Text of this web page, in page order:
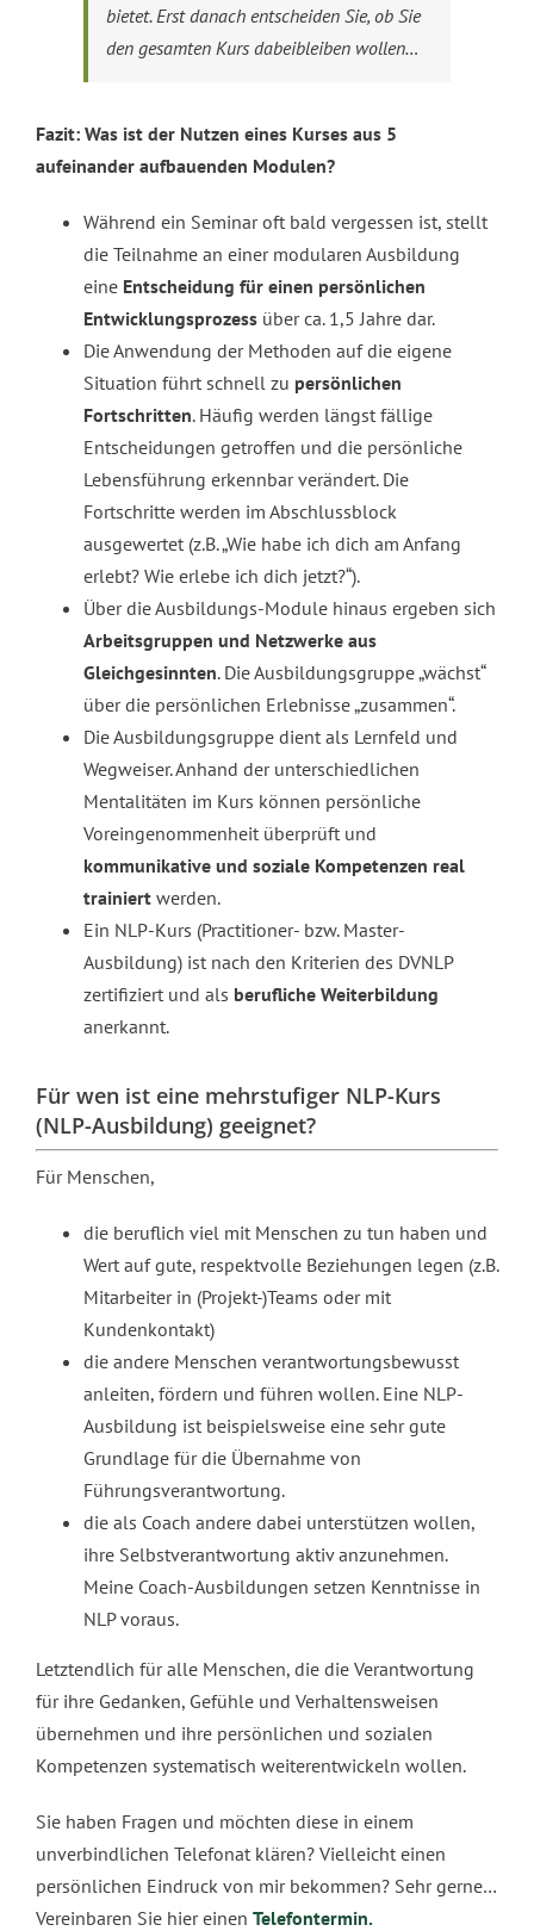
bietet. Erst danach entscheiden Sie, ob Sie
den gesamten Kurs dabeibleiben wollen…
Fazit: Was ist der Nutzen eines Kurses aus 5
aufeinander aufbauenden Modulen?
Während ein Seminar oft bald vergessen ist, stellt
die Teilnahme an einer modularen Ausbildung
eine Entscheidung für einen persönlichen
Entwicklungsprozess über ca. 1,5 Jahre dar.
Die Anwendung der Methoden auf die eigene
Situation führt schnell zu persönlichen
Fortschritten. Häufig werden längst fällige
Entscheidungen getroffen und die persönliche
Lebensführung erkennbar verändert. Die
Fortschritte werden im Abschlussblock
ausgewertet (z.B. „Wie habe ich dich am Anfang
erlebt? Wie erlebe ich dich jetzt?“).
Über die Ausbildungs-Module hinaus ergeben sich
Arbeitsgruppen und Netzwerke aus
Gleichgesinnten. Die Ausbildungsgruppe „wächst“
über die persönlichen Erlebnisse „zusammen“.
Die Ausbildungsgruppe dient als Lernfeld und
Wegweiser. Anhand der unterschiedlichen
Mentalitäten im Kurs können persönliche
Voreingenommenheit überprüft und
kommunikative und soziale Kompetenzen real
trainiert werden.
Ein NLP-Kurs (Practitioner- bzw. Master-
Ausbildung) ist nach den Kriterien des DVNLP
zertifiziert und als berufliche Weiterbildung
anerkannt.
Für wen ist eine mehrstufiger NLP-Kurs
(NLP-Ausbildung) geeignet?
Für Menschen,
die beruflich viel mit Menschen zu tun haben und
Wert auf gute, respektvolle Beziehungen legen (z.B.
Mitarbeiter in (Projekt-)Teams oder mit
Kundenkontakt)
die andere Menschen verantwortungsbewusst
anleiten, fördern und führen wollen. Eine NLP-
Ausbildung ist beispielsweise eine sehr gute
Grundlage für die Übernahme von
Führungsverantwortung.
die als Coach andere dabei unterstützen wollen,
ihre Selbstverantwortung aktiv anzunehmen.
Meine Coach-Ausbildungen setzen Kenntnisse in
NLP voraus.
Letztendlich für alle Menschen, die die Verantwortung
für ihre Gedanken, Gefühle und Verhaltensweisen
übernehmen und ihre persönlichen und sozialen
Kompetenzen systematisch weiterentwickeln wollen.
Sie haben Fragen und möchten diese in einem
unverbindlichen Telefonat klären? Vielleicht einen
persönlichen Eindruck von mir bekommen? Sehr gerne…
Vereinbaren Sie hier einen Telefontermin.